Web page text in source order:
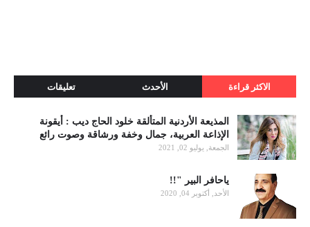
الاكثر قراءة الأحدث تعليقات
المذيعة الأردنية المتألقة خلود الحاج ديب : أيقونة
الإذاعة العربية، جمال وخفة ورشاقة وصوت رائع
الجمعة, يوليو 02, 2021
ياحافر البير "!!
الأحد, أكتوبر 04, 2020